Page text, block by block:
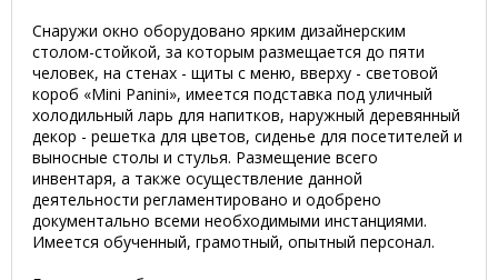
Снаружи окно оборудовано ярким дизайнерским
столом-стойкой, за которым размещается до пяти
человек, на стенах - щиты с меню, вверху - световой
короб «Mini Panini», имеется подставка под уличный
холодильный ларь для напитков, наружный деревянный
декор - решетка для цветов, сиденье для посетителей и
выносные столы и стулья. Размещение всего
инвентаря, а также осуществление данной
деятельности регламентировано и одобрено
документально всеми необходимыми инстанциями.
Имеется обученный, грамотный, опытный персонал.